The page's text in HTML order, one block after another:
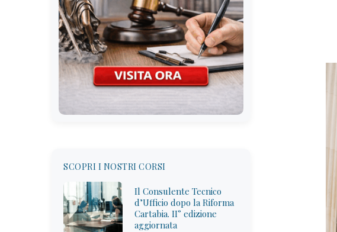
SCOPRI I NOSTRI CORSI
Il Consulente Tecnico
d’Ufficio dopo la Riforma
Cartabia. II° edizione
aggiornata